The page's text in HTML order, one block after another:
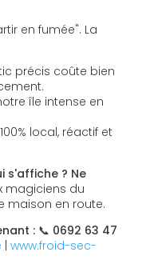
en fumée". La
précis coûte bien
île intense en
local, réactif et
s'affiche ? Ne
magiciens du
maison en route.
: 📞 0692 63 47
| www.froid-sec-